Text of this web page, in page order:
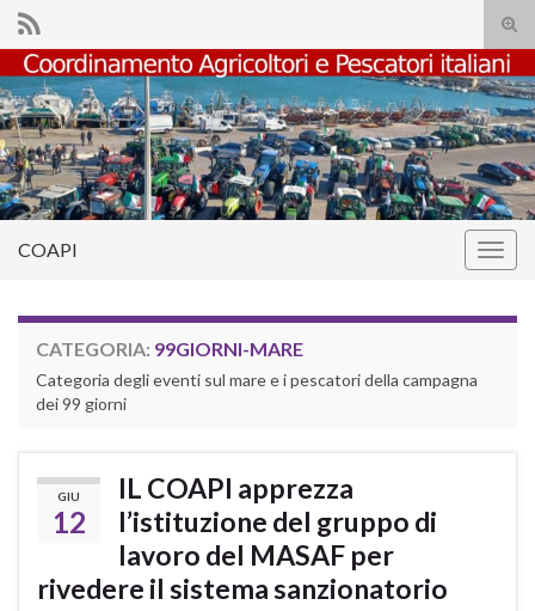
il
di
Search for:
COAPI
CATEGORIA: 99GIORNI-MARE
Categoria degli eventi sul mare e i pescatori della campagna
dei 99 giorni
GIU
12
IL COAPI apprezza
l’istituzione del gruppo di
lavoro del MASAF per
rivedere il sistema sanzionatorio